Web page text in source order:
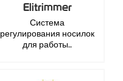
Elitrimmer
Система
регулирования носилок
для работы..